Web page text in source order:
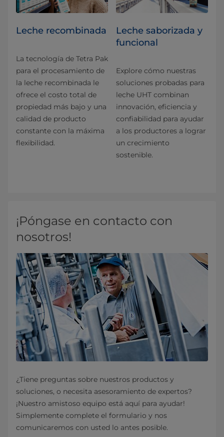
Leche recombinada
La tecnología de Tetra Pak
para el procesamiento de
la leche recombinada le
ofrece el costo total de
propiedad más bajo y una
calidad de producto
constante con la máxima
flexibilidad.
Leche saborizada y
funcional
Explore cómo nuestras
soluciones probadas para
leche UHT combinan
innovación, eficiencia y
confiabilidad para ayudar
a los productores a lograr
un crecimiento
sostenible.
¡Póngase en contacto con
nosotros!
¿Tiene preguntas sobre nuestros productos y
soluciones, o necesita asesoramiento de expertos?
¡Nuestro amistoso equipo está aquí para ayudar!
Simplemente complete el formulario y nos
comunicaremos con usted lo antes posible.